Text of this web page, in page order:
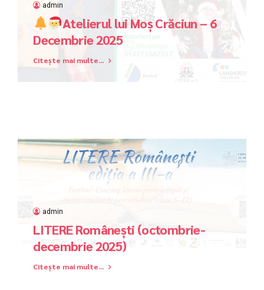
admin
Atelierul lui Moș Crăciun – 6
Decembrie 2025
Citește mai multe...
admin
LITERE Românești (octombrie-
decembrie 2025)
Citește mai multe...